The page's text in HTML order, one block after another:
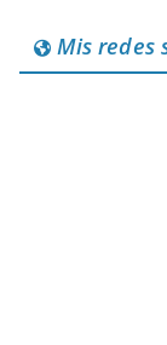
Mis redes